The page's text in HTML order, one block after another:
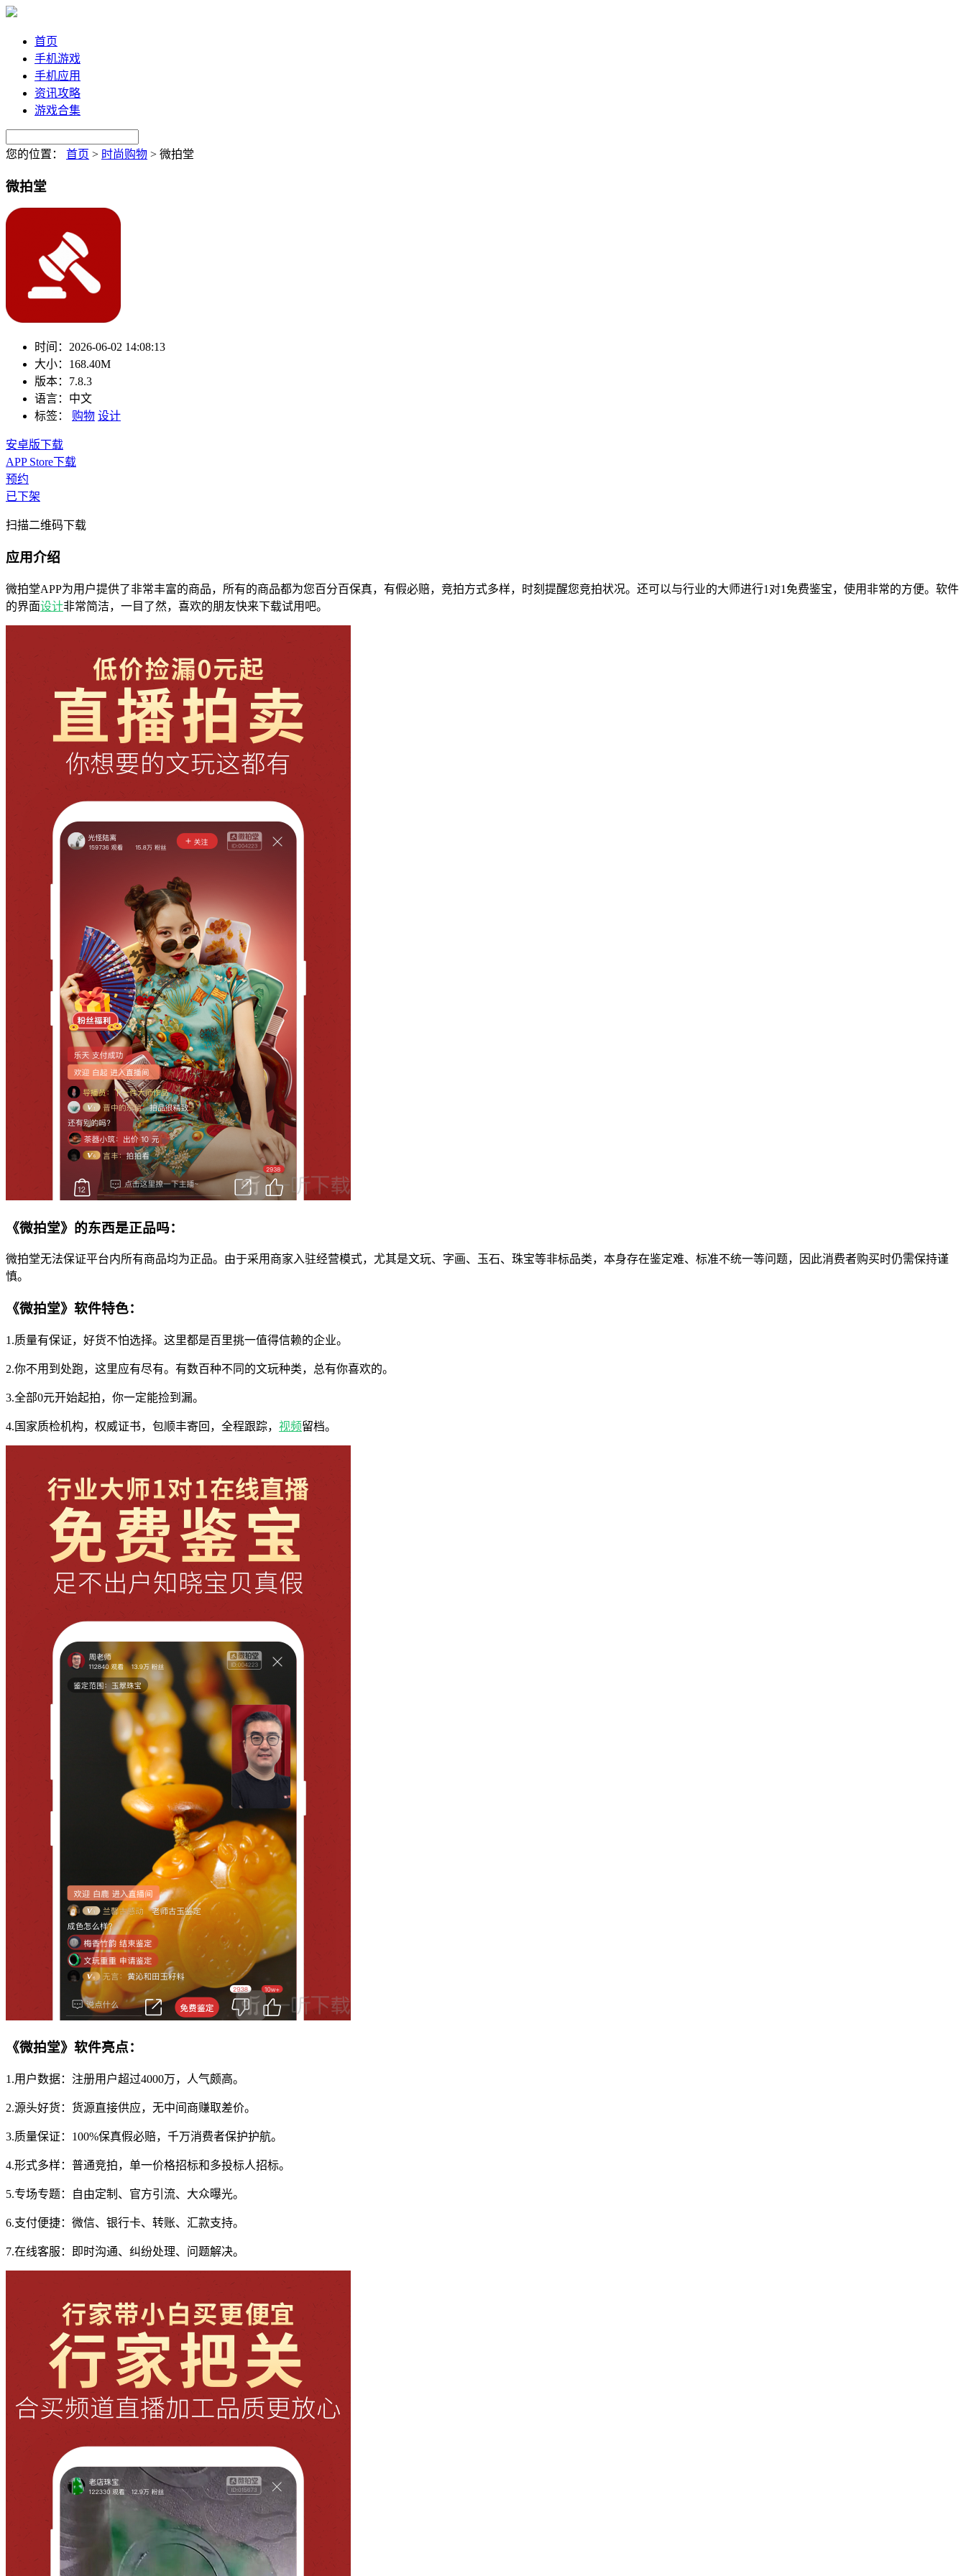
首页
手机游戏
手机应用
资讯攻略
游戏合集
您的位置： 首页 > 时尚购物 > 微拍堂
微拍堂
时间： 2026-06-02 14:08:13
大小： 168.40M
版本： 7.8.3
语言： 中文
标签：
购物 设计
安卓版下载
APP Store下载
预约
已下架
扫描二维码下载
应用介绍
微拍堂APP为用户提供了非常丰富的商品，所有的商品都为您百分百保真，有假必赔，竞拍方式多样，时刻提醒您竞拍状况。还可以与行业的大师进行1对1免费鉴宝，使用非常的方便。软件
的界面设计非常简洁，一目了然，喜欢的朋友快来下载试用吧。
《微拍堂》的东西是正品吗：
微拍堂无法保证平台内所有商品均为正品。由于采用商家入驻经营模式，尤其是文玩、字画、玉石、珠宝等非标品类，本身存在鉴定难、标准不统一等问题，因此消费者购买时仍需保持谨
慎。
《微拍堂》软件特色：
1.质量有保证，好货不怕选择。这里都是百里挑一值得信赖的企业。
2.你不用到处跑，这里应有尽有。有数百种不同的文玩种类，总有你喜欢的。
3.全部0元开始起拍，你一定能捡到漏。
4.国家质检机构，权威证书，包顺丰寄回，全程跟踪， 视频留档。
《微拍堂》软件亮点：
1.用户数据：注册用户超过4000万，人气颇高。
2.源头好货：货源直接供应，无中间商赚取差价。
3.质量保证：100%保真假必赔，千万消费者保护护航。
4.形式多样：普通竞拍，单一价格招标和多投标人招标。
5.专场专题：自由定制、官方引流、大众曝光。
6.支付便捷：微信、银行卡、转账、汇款支持。
7.在线客服：即时沟通、纠纷处理、问题解决。